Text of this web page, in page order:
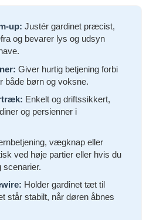
up: Justér gardinet præcist,
og bevarer lys og udsyn
Giver hurtig betjening forbi
både børn og voksne.
Enkelt og driftssikkert,
og persienner i
vægknap eller
ved høje partier eller hvis du
scenarier.
Holder gardinet tæt til
står stabilt, når døren åbnes